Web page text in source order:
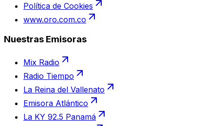
Política de Cookies
www.oro.com.co
Nuestras Emisoras
Mix Radio
Radio Tiempo
La Reina del Vallenato
Emisora Atlántico
La KY 92.5 Panamá